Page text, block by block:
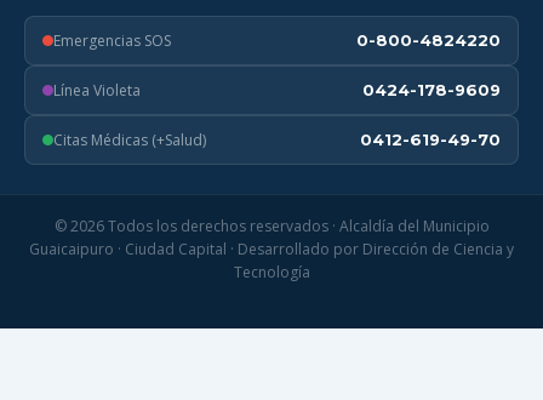
Emergencias SOS 0-800-4824220
Línea Violeta 0424-178-9609
Citas Médicas (+Salud) 0412-619-49-70
© 2026 Todos los derechos reservados · Alcaldía del Municipio
Guaicaipuro · Ciudad Capital · Desarrollado por Dirección de Ciencia y
Tecnología